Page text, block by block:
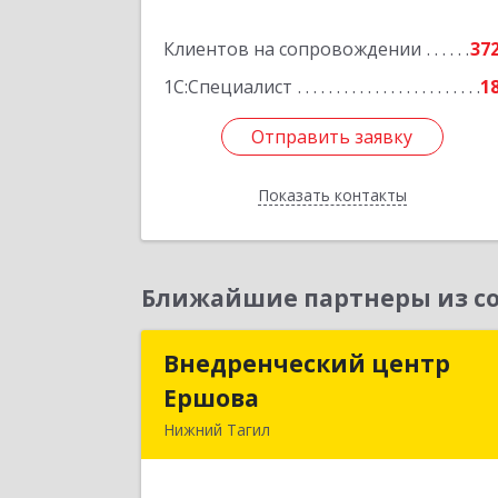
Клиентов на сопровождении
1С:Специалист
Отправить заявку
Показать контакты
Отправить заявку
Назад
Ближайшие партнеры из
Внедренческий центр
Ершова
Нижний Тагил
Внедренческий центр